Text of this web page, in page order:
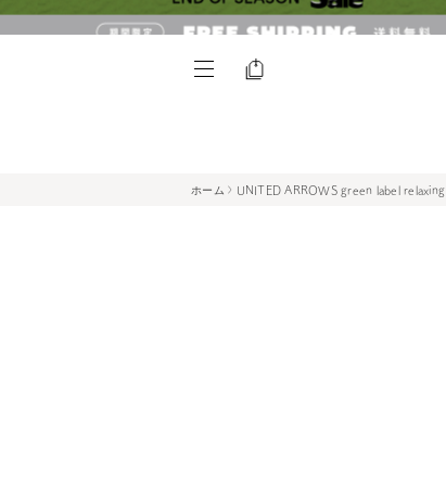
ホーム UNITED ARROWS green label relaxing